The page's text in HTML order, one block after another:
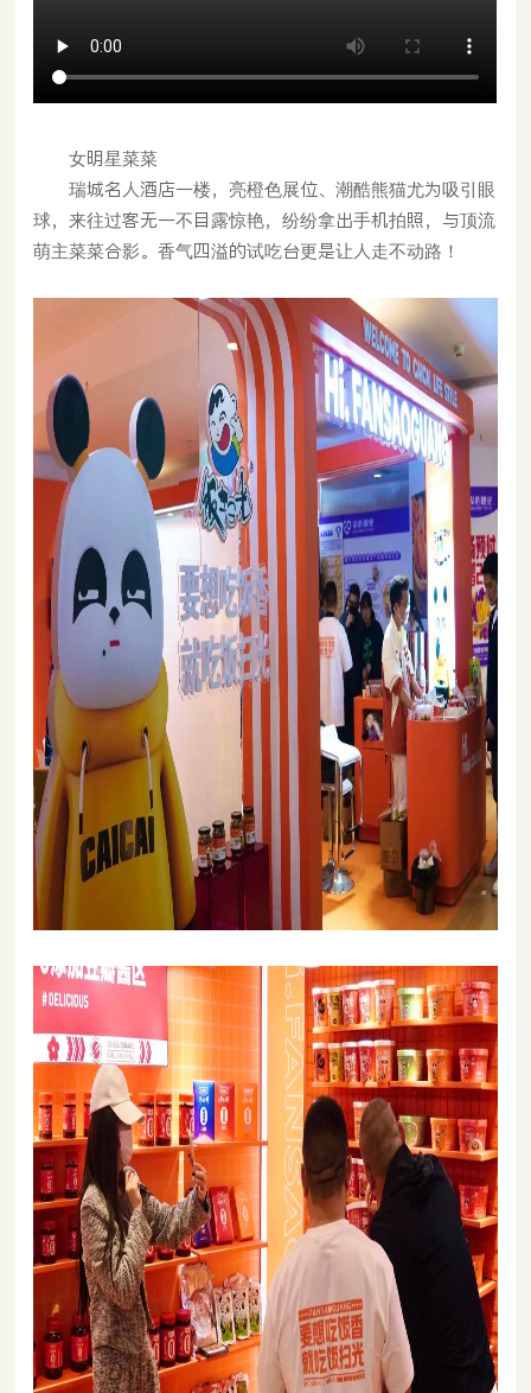
女明星菜菜
瑞城名人酒店一楼，亮橙色展位、潮酷熊猫尤为吸引眼
球，来往过客无一不目露惊艳，纷纷拿出手机拍照，与顶流
萌主菜菜合影。香气四溢的试吃台更是让人走不动路！